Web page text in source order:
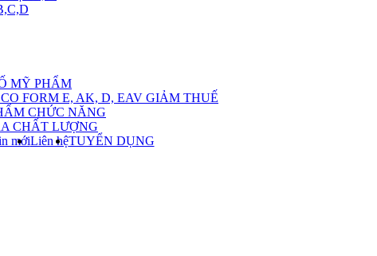
MỸ PHẨM
FORM E, AK, D, EAV GIẢM THUẾ
CHỨC NĂNG
CHẤT LƯỢNG
mớiLiên hệTUYỂN DỤNG